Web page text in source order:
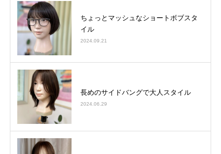
ちょっとマッシュなショートボブスタ
イル
2024.09.21
長めのサイドバングで大人スタイル
2024.06.29